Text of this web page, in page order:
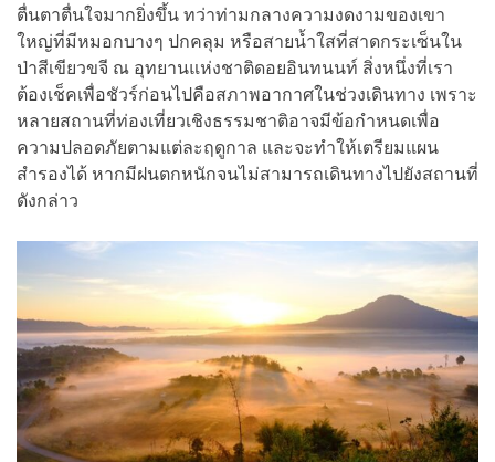
ตื่นตาตื่นใจมากยิ่งขึ้น ทว่าท่ามกลางความงดงามของเขา
ใหญ่ที่มีหมอกบางๆ ปกคลุม หรือสายน้ำใสที่สาดกระเซ็นใน
ป่าสีเขียวขจี ณ อุทยานแห่งชาติดอยอินทนนท์ สิ่งหนึ่งที่เรา
ต้องเช็คเพื่อชัวร์ก่อนไปคือสภาพอากาศในช่วงเดินทาง เพราะ
หลายสถานที่ท่องเที่ยวเชิงธรรมชาติอาจมีข้อกำหนดเพื่อ
ความปลอดภัยตามแต่ละฤดูกาล และจะทำให้เตรียมแผน
สำรองได้ หากมีฝนตกหนักจนไม่สามารถเดินทางไปยังสถานที่
ดังกล่าว